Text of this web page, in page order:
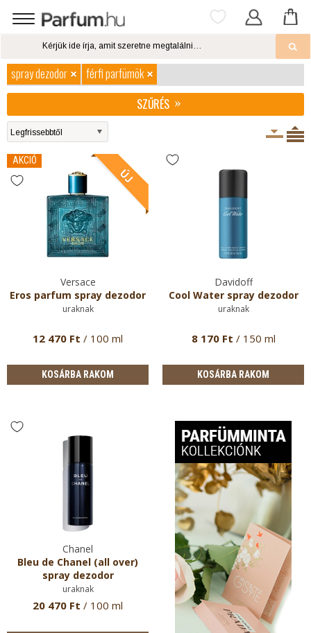
spray dezodor
férfi parfümök
SZŰRÉS
AKCIÓ
Versace
Eros parfum spray dezodor
uraknak
12 470 Ft / 100 ml
KOSÁRBA RAKOM
Davidoff
Cool Water spray dezodor
uraknak
8 170 Ft / 150 ml
KOSÁRBA RAKOM
Chanel
Bleu de Chanel (all over)
spray dezodor
uraknak
20 470 Ft / 100 ml